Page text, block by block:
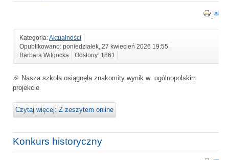
Kategoria:Aktualności
Opublikowano: poniedziałek, 27 kwiecień 2026 19:55
Barbara Wilgocka
Odsłony: 1861
🎉 Nasza szkoła osiągnęła znakomity wynik w ogólnopolskim
projekcie
Czytaj więcej: Z zeszytem online
Konkurs historyczny